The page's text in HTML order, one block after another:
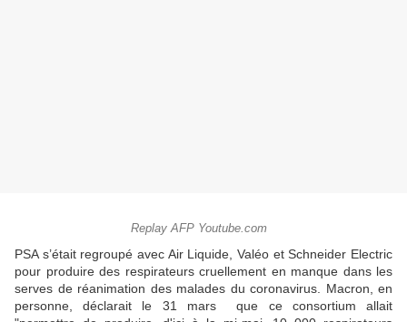
Replay AFP Youtube.com
PSA s’était regroupé avec Air Liquide, Valéo et Schneider Electric
pour produire des respirateurs cruellement en manque dans les
serves de réanimation des malades du coronavirus. Macron, en
personne, déclarait le 31 mars que ce consortium allait